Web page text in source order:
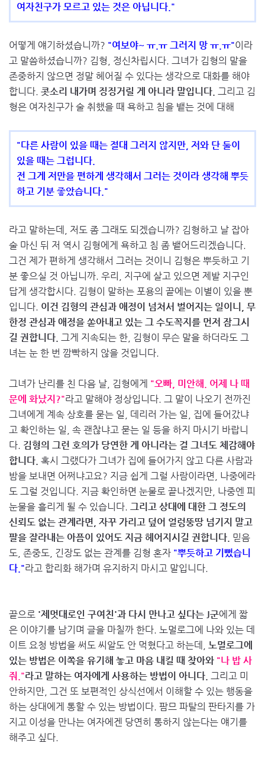
여자친구가 모르고 있는 것은 아닙니다."
어떻게 얘기하셨습니까? "여보야~ ㅠ.ㅠ 그러지 망 ㅠ.ㅠ"이라
고 말씀하셨습니까? 김형, 정신차립시다. 그녀가 김형의 말을
존중하지 않으면 정말 헤어질 수 있다는 생각으로 대화를 해야
합니다. 콧소리 내가며 징징거릴 게 아니라 말입니다. 그리고 김
형은 여자친구가 술 취했을 때 욕하고 침을 뱉는 것에 대해
"다른 사람이 있을 때는 절대 그러지 않지만, 저와 단 둘이
있을 때는 그럽니다.
전 그게 저만을 편하게 생각해서 그러는 것이라 생각해 뿌듯
하고 기분 좋았습니다."
라고 말하는데, 저도 좀 그래도 되겠습니까? 김형하고 날 잡아
술 마신 뒤 저 역시 김형에게 욕하고 침 좀 뱉어드리겠습니다.
그건 제가 편하게 생각해서 그러는 것이니 김형은 뿌듯하고 기
분 좋으실 것 아닙니까. 우리, 지구에 살고 있으면 제발 지구인
답게 생각합시다. 김형이 말하는 포용의 끝에는 이별이 있을 뿐
입니다. 이건 김형의 관심과 애정이 넘쳐서 벌어지는 일이니, 무
한정 관심과 애정을 쏟아내고 있는 그 수도꼭지를 먼저 잠그시
길 권합니다. 그게 지속되는 한, 김형이 무슨 말을 하더라도 그
녀는 눈 한 번 깜빡하지 않을 것입니다.
그녀가 난리를 친 다음 날, 김형에게 "오빠, 미안해. 어제 나 때
문에 화났지?"라고 말해야 정상입니다. 그 말이 나오기 전까진
그녀에게 계속 상호를 묻는 일, 데리러 가는 일, 집에 들어갔냐
고 확인하는 일, 속 괜찮냐고 묻는 일 등을 하지 마시기 바랍니
다. 김형의 그런 호의가 당연한 게 아니라는 걸 그녀도 체감해야
합니다. 혹시 그랬다가 그녀가 집에 들어가지 않고 다른 사람과
밤을 보내면 어쩌냐고요? 지금 쉽게 그럴 사람이라면, 나중에라
도 그럴 것입니다. 지금 확인하면 눈물로 끝나겠지만, 나중엔 피
눈물을 흘리게 될 수 있습니다. 그리고 상대에 대한 그 정도의
신뢰도 없는 관계라면, 자꾸 가리고 덮어 얼렁뚱땅 넘기지 말고
팔을 잘라내는 아픔이 있어도 지금 헤어지시길 권합니다. 믿음
도, 존중도, 긴장도 없는 관계를 김형 혼자 "뿌듯하고 기뻤습니
다."라고 합리화 해가며 유지하지 마시고 말입니다.
끝으로 '제멋대로인 구여친'과 다시 만나고 싶다는 J군에게 짧
은 이야기를 남기며 글을 마칠까 한다. 노멀로그에 나와 있는 데
이트 요청 방법을 써도 씨알도 안 먹혔다고 하는데, 노멀로그에
있는 방법은 이쪽을 유기해 놓고 마음 내킬 때 찾아와 "나 밥 사
줘."라고 말하는 여자에게 사용하는 방법이 아니다. 그리고 미
안하지만, 그건 또 보편적인 상식선에서 이해할 수 있는 행동을
하는 상대에게 통할 수 있는 방법이다. 팜므 파탈의 판타지를 가
지고 이성을 만나는 여자에겐 당연히 통하지 않는다는 얘기를
해주고 싶다.